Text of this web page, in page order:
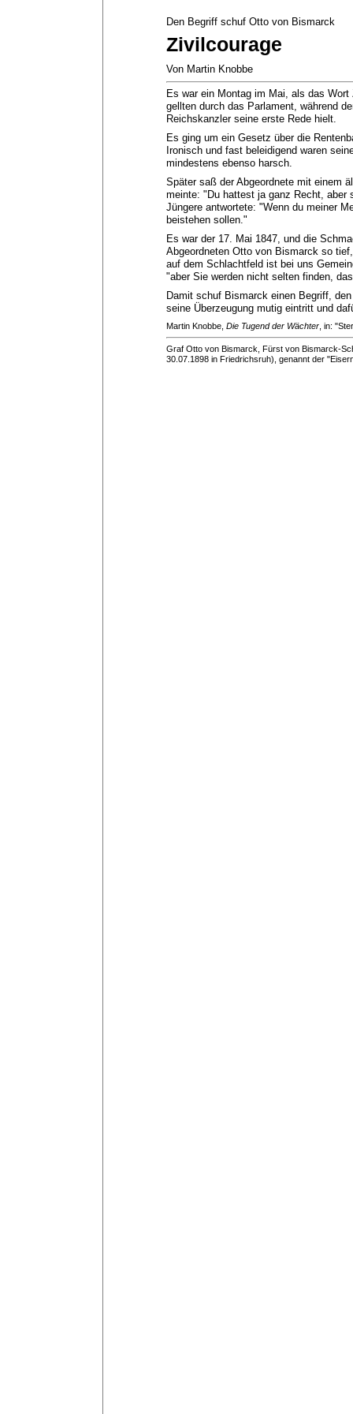
Den Begriff schuf Otto von Bismarck
Zivilcourage
Von Martin Knobbe
Es war ein Montag im Mai, als das
gellten durch das Parlament, während
Reichskanzler seine erste Rede hielt.
Es ging um ein Gesetz über die
Ironisch und fast beleidigend waren
mindestens ebenso harsch.
Später saß der Abgeordnete mit einem
meinte: "Du hattest ja ganz Recht, aber
Jüngere antwortete: "Wenn du meiner
beistehen sollen."
Es war der 17. Mai 1847, und die
Abgeordneten Otto von Bismarck so
auf dem Schlachtfeld ist bei uns
"aber Sie werden nicht selten finden,
Damit schuf Bismarck einen Begriff,
seine Überzeugung mutig eintritt und
Martin Knobbe, Die Tugend der Wächter , in:
Graf Otto von Bismarck, Fürst von Bismarck-
30.07.1898 in Friedrichsruh), genannt der